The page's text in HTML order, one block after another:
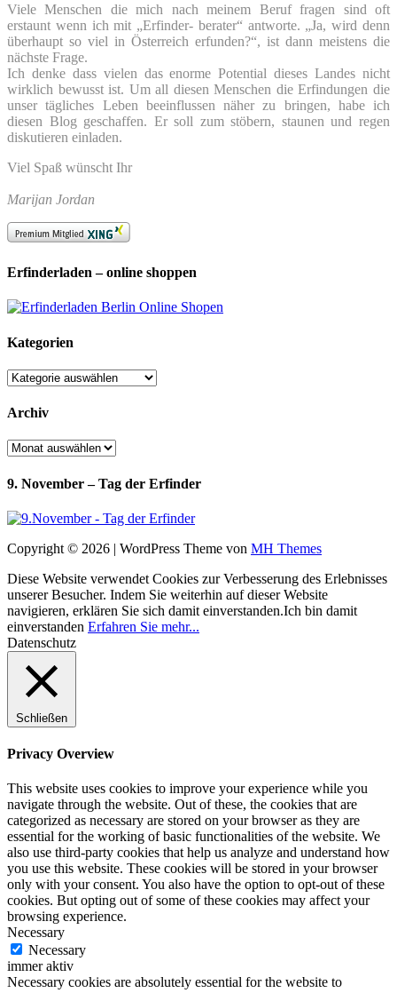
Viele Menschen die mich nach meinem Beruf fragen sind oft
erstaunt wenn ich mit „Erfinder- berater“ antworte. „Ja, wird denn
überhaupt so viel in Österreich erfunden?“, ist dann meistens die
nächste Frage.
Ich denke dass vielen das enorme Potential dieses Landes nicht
wirklich bewusst ist. Um all diesen Menschen die Erfindungen die
unser tägliches Leben beeinflussen näher zu bringen, habe ich
diesen Blog geschaffen. Er soll zum stöbern, staunen und regen
diskutieren einladen.
Viel Spaß wünscht Ihr
Marijan Jordan
Erfinderladen – online shoppen
Kategorien
Kategorien
Archiv
Archiv
9. November – Tag der Erfinder
Copyright © 2026 | WordPress Theme von MH Themes
Diese Website verwendet Cookies zur Verbesserung des Erlebnisses
unserer Besucher. Indem Sie weiterhin auf dieser Website
navigieren, erklären Sie sich damit einverstanden.Ich bin damit
einverstanden Erfahren Sie mehr...
Datenschutz
Schließen
Privacy Overview
This website uses cookies to improve your experience while you
navigate through the website. Out of these, the cookies that are
categorized as necessary are stored on your browser as they are
essential for the working of basic functionalities of the website. We
also use third-party cookies that help us analyze and understand how
you use this website. These cookies will be stored in your browser
only with your consent. You also have the option to opt-out of these
cookies. But opting out of some of these cookies may affect your
browsing experience.
Necessary
Necessary
immer aktiv
Necessary cookies are absolutely essential for the website to